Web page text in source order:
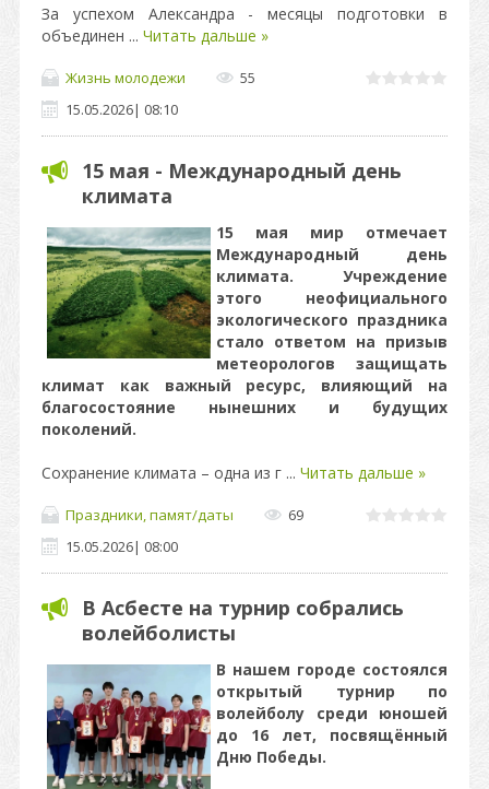
За успехом Александра - месяцы подготовки в
объединен ... Читать дальше »
Жизнь молодежи
55
15.05.2026| 08:10
15 мая - Международный день
климата
15 мая мир отмечает
Международный день
климата. Учреждение
этого неофициального
экологического праздника
стало ответом на призыв
метеорологов защищать
климат как важный ресурс, влияющий на
благосостояние нынешних и будущих
поколений.
Сохранение климата – одна из г ... Читать дальше »
Праздники, памят/даты
69
15.05.2026| 08:00
В Асбесте на турнир собрались
волейболисты
В нашем городе состоялся
открытый турнир по
волейболу среди юношей
до 16 лет, посвящённый
Дню Победы.